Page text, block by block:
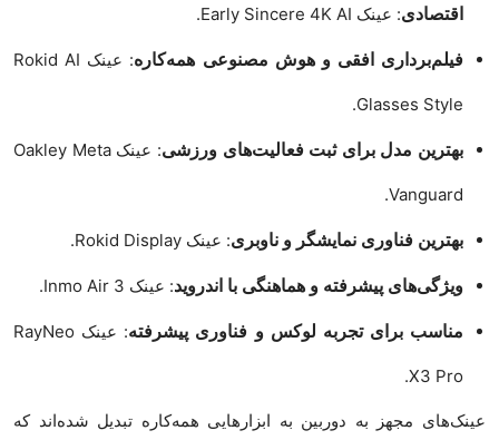
اقتصادی: عینک Early Sincere 4K AI.
فیلم‌برداری افقی و هوش مصنوعی همه‌کاره : عینک Rokid AI
Glasses Style.
بهترین مدل برای ثبت فعالیت‌های ورزشی : عینک Oakley Meta
Vanguard.
بهترین فناوری نمایشگر و ناوبری: عینک Rokid Display.
ویژگی‌های پیشرفته و هماهنگی با اندروید: عینک Inmo Air 3.
مناسب برای تجربه لوکس و فناوری پیشرفته : عینک RayNeo
X3 Pro.
عینک‌های مجهز به دوربین به ابزارهایی همه‌کاره تبدیل شده‌اند که